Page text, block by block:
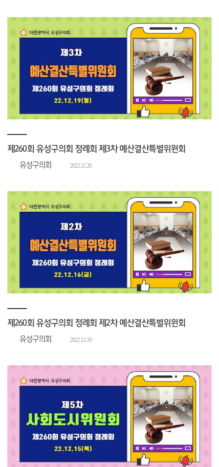
제260회 유성구의회 정례회 제3차 예산결산특별위원회
유성구의회 2022.12.20
제260회 유성구의회 정례회 제2차 예산결산특별위원회
유성구의회 2022.12.19